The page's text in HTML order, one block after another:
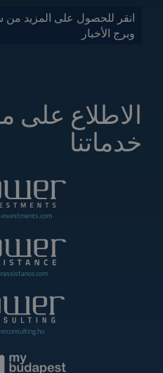
انقر للحصول على المزيد
وبرج الأخبار
الاطلاع على
خدماتنا